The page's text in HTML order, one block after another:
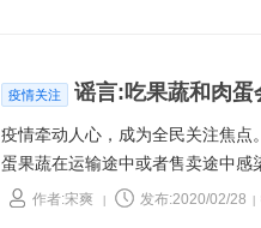
疫情关注 谣言:吃果蔬和肉蛋
疫情牵动人心，成为全民关注焦点
蛋果蔬在运输途中或者售卖途中感
蛋会感染新冠病毒”。那么果蔬肉
作者:宋爽 发布:2020/02/28